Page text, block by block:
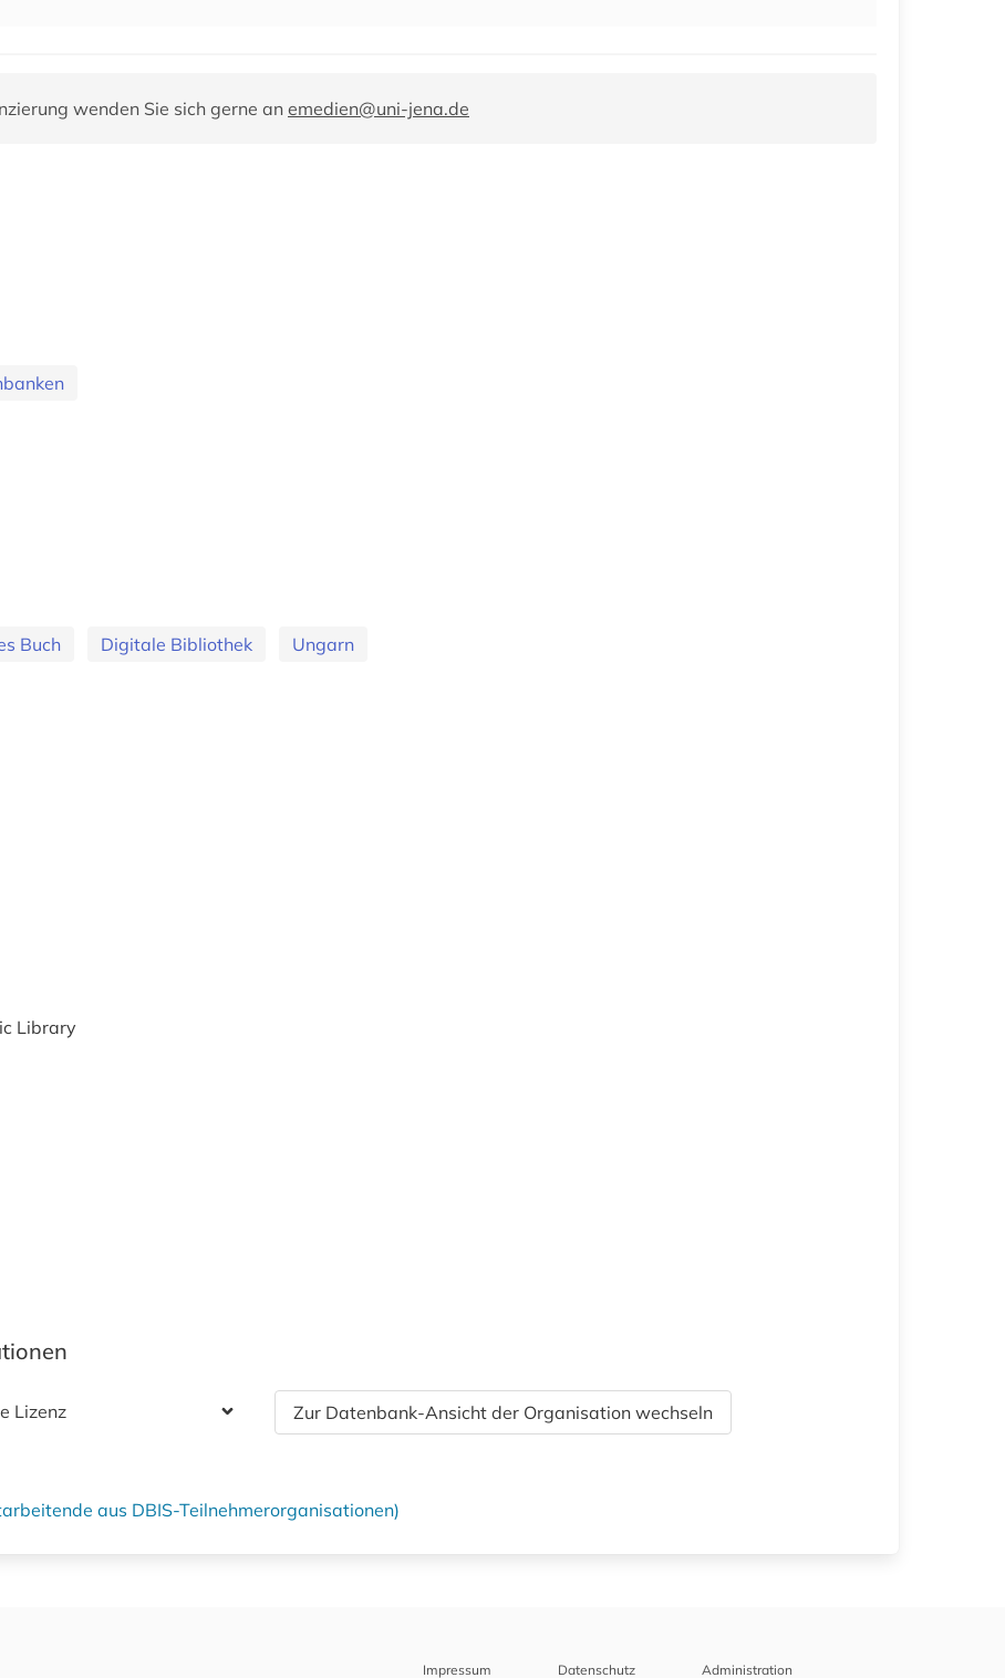
wenden Sie sich gerne an emedien@uni-jena.de
Buch Digitale Bibliothek Ungarn
Library
Lizenz Zur Datenbank-Ansicht der Organisation wechseln
aus DBIS-Teilnehmerorganisationen)
Impressum Datenschutz Administration